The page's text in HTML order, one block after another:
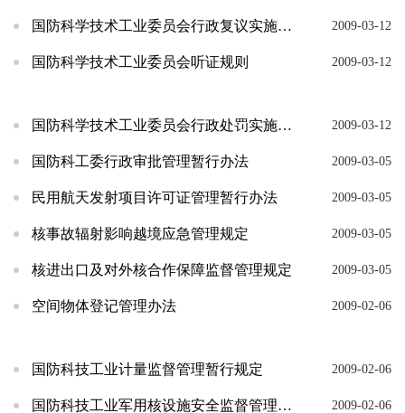
国防科学技术工业委员会行政复议实施办法 2009-03-12
国防科学技术工业委员会听证规则 2009-03-12
国防科学技术工业委员会行政处罚实施办法 2009-03-12
国防科工委行政审批管理暂行办法 2009-03-05
民用航天发射项目许可证管理暂行办法 2009-03-05
核事故辐射影响越境应急管理规定 2009-03-05
核进出口及对外核合作保障监督管理规定 2009-03-05
空间物体登记管理办法 2009-02-06
国防科技工业计量监督管理暂行规定 2009-02-06
国防科技工业军用核设施安全监督管理规定 2009-02-06